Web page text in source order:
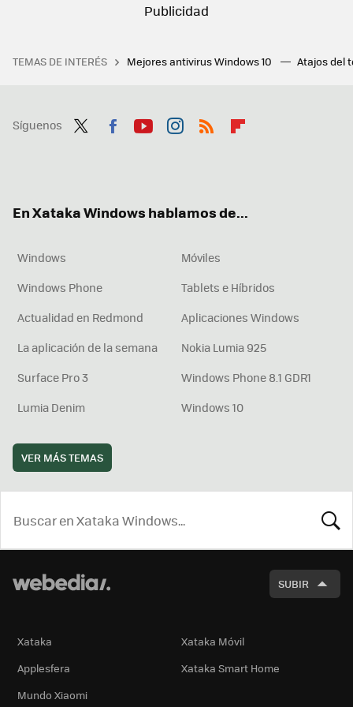
TEMAS DE INTERÉS Mejores antivirus Windows 10 Atajos del
Síguenos
En Xataka Windows hablamos de...
Windows
Móviles
Windows Phone
Tablets e Híbridos
Actualidad en Redmond
Aplicaciones Windows
La aplicación de la semana
Nokia Lumia 925
Surface Pro 3
Windows Phone 8.1 GDR1
Lumia Denim
Windows 10
VER MÁS TEMAS
SUBIR
Xataka
Xataka Móvil
Applesfera
Xataka Smart Home
Mundo Xiaomi